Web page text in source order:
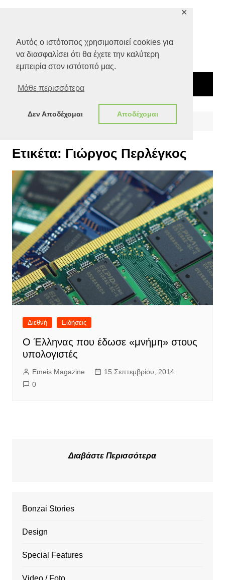
Αυτός ο ιστότοπος χρησιμοποιεί cookies για
να διασφαλίσει ότι θα έχετε την καλύτερη
εμπειρία στον ιστότοπό μας.
Μάθε περισσότερα
Δεν Αποδέχομαι Αποδέχομαι
✕
Γιώργος Περλέγκος
Ετικέτα: Γιώργος Περλέγκος
Διεθνή Ειδήσεις
Ο Έλληνας που έδωσε «μνήμη» στους
υπολογιστές
Emeis Magazine
15 Σεπτεμβρίου, 2014
0
Διαβάστε Περισσότερα
Bonzai Stories
Design
Special Features
Video / Foto